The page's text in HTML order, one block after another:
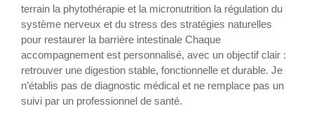
terrain la phytothérapie et la micronutrition la régulation du
système nerveux et du stress des stratégies naturelles
pour restaurer la barrière intestinale Chaque
accompagnement est personnalisé, avec un objectif clair :
retrouver une digestion stable, fonctionnelle et durable. Je
n’établis pas de diagnostic médical et ne remplace pas un
suivi par un professionnel de santé.